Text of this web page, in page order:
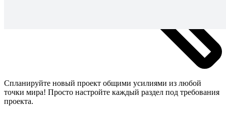
Спланируйте новый проект общими усилиями из любой
точки мира! Просто настройте каждый раздел под требования
проекта.